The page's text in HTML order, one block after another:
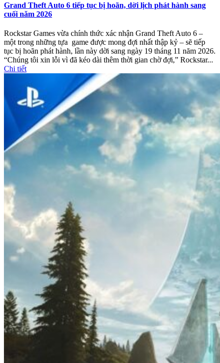
Grand Theft Auto 6 tiếp tục bị hoãn, dời lịch phát hành sang
cuối năm 2026
Rockstar Games vừa chính thức xác nhận Grand Theft Auto 6 –
một trong những tựa game được mong đợi nhất thập kỷ – sẽ tiếp
tục bị hoãn phát hành, lần này dời sang ngày 19 tháng 11 năm 2026.
“Chúng tôi xin lỗi vì đã kéo dài thêm thời gian chờ đợi,” Rockstar...
Chi tiết